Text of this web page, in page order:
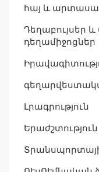
հայ և
Դեղաբույսեր
դեղամիջոցներ
Լրագրություն
Երաժշտություն